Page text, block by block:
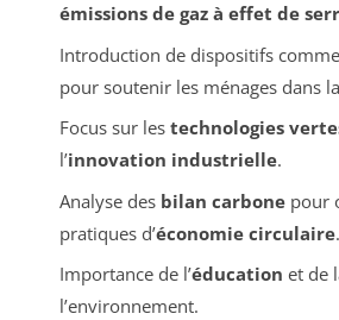
émissions de gaz à effet de
Introduction de dispositifs comme
pour soutenir les ménages dans
Focus sur les technologies
l’innovation industrielle.
Analyse des bilan carbonepour
pratiques d’économie circulaire.
Importance de l’éducation et de
l’environnement.